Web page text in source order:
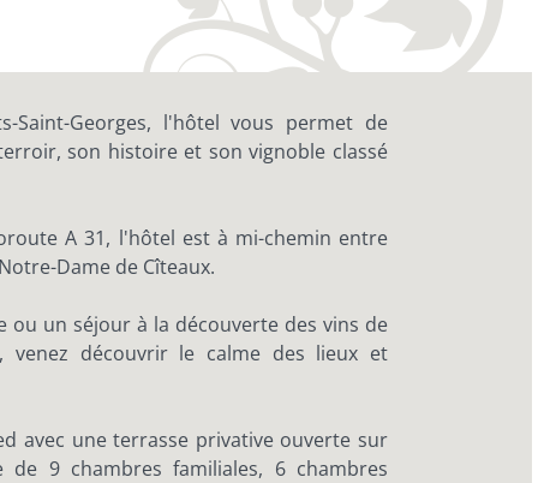
Georges, l'hôtel vous permet de
son histoire et son vignoble classé
A 31, l'hôtel est à mi-chemin entre
Dame de Cîteaux.
ou un séjour à la découverte des vins de
venez découvrir le calme des lieux et
avec une terrasse privative ouverte sur
9 chambres familiales, 6 chambres